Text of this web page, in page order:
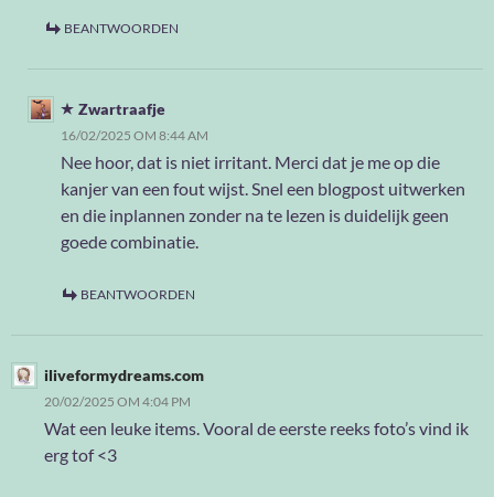
BEANTWOORDEN
Zwartraafje
16/02/2025 OM 8:44 AM
Nee hoor, dat is niet irritant. Merci dat je me op die
kanjer van een fout wijst. Snel een blogpost uitwerken
en die inplannen zonder na te lezen is duidelijk geen
goede combinatie.
BEANTWOORDEN
iliveformydreams.com
20/02/2025 OM 4:04 PM
Wat een leuke items. Vooral de eerste reeks foto’s vind ik
erg tof <3